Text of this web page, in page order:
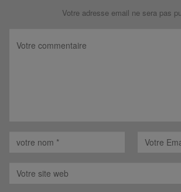
Votre adresse email ne sera pas